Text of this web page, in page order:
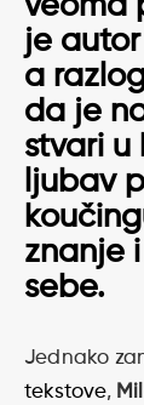
veoma
je
a
da je
stvari u
ljubav
znanje
sebe.
Jednako
tekstove,